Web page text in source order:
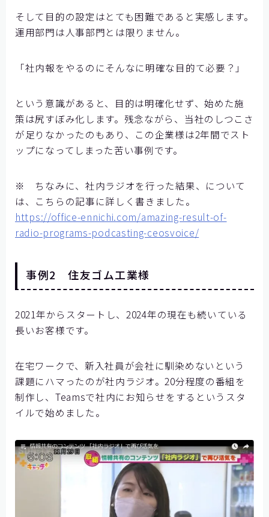
そして目的の設定はとても困難であると実感します。
運用部門は人事部門とは限りません。
「社内報をやるのにそんなに明確な目的て必要？」
という意識があると、目的は明確化せず、始めた施
策は尻すぼみ化します。残念ながら、当社のしつこさ
が足りなかったのもあり、この企業様は2年間でスト
ップになってしまった苦い事例です。
※ ちなみに、社内ラジオを行った結果、について
は、こちらの記事に詳しく書きました。
https://office-ennichi.com/amazing-result-of-
radio-programs-podcasting-ceosvoice/
事例2 住友ゴム工業様
2021年からスタートし、2024年の現在も続いている
長いお客様です。
在宅ワークで、新入社員が会社に馴染めないという
課題にハマったのが社内ラジオ。20分程度の番組を
制作し、Teamsで社内にお知らせをするというスタ
イルで始めました。